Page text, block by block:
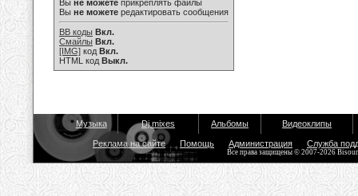
Вы не можете прикреплять файлы
Вы не можете редактировать сообщения
BB коды Вкл.
Смайлы Вкл.
[IMG] код Вкл.
HTML код Выкл.
Музыка Dj mixes Альбомы Видеоклипы
Реклама на сайте Помощь Администрация Служба
Все права защищены © 2007-2026